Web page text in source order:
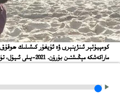
كومپيۇتېر ئىنژېنېرى ۋە ئۇيغۇر كىشىلىك
ماراكەشكە مېڭىشتىن بۇرۇن. 2021-يىلى ئىيۇل، تۈركىيە.